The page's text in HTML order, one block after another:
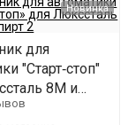
Новинка
для
"Старт‑стоп"
8М и
2